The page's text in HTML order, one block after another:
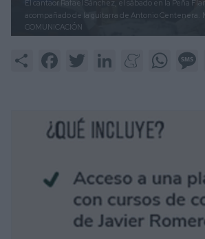
El cantaor Rafael Sánchez, el sábado en la Peña
acompañado de la guitarra de Antonio Centenera.
COMUNICACIÓN
Share FacebookTwitter LinkedInMeneame